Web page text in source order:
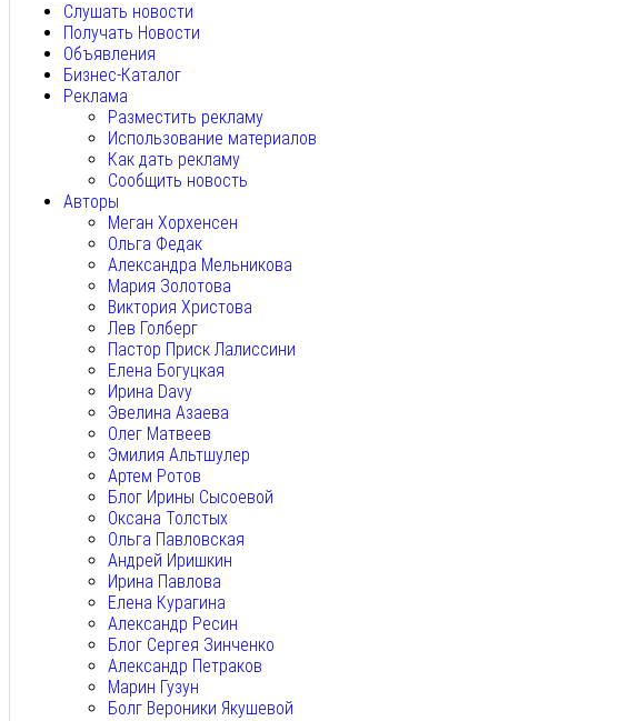
Слушать новости
Получать Новости
Объявления
Бизнес-Каталог
Реклама
Разместить рекламу
Использование материалов
Как дать рекламу
Сообщить новость
Авторы
Меган Хорхенсен
Ольга Федак
Александра Мельникова
Мария Золотова
Виктория Христова
Лев Голберг
Пастор Приск Лалиссини
Елена Богуцкая
Ирина Davy
Эвелина Азаева
Олег Матвеев
Эмилия Альтшулер
Артем Ротов
Блог Ирины Сысоевой
Оксана Толстых
Ольга Павловская
Андрей Иришкин
Ирина Павлова
Елена Курагина
Александр Ресин
Блог Сергея Зинченко
Александр Петраков
Марин Гузун
Болг Вероники Якушевой